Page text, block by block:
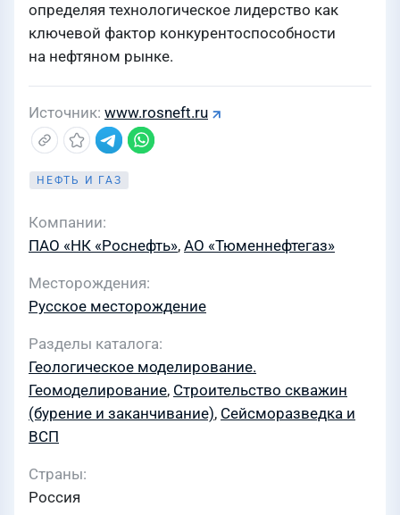
определяя технологическое лидерство как
ключевой фактор конкурентоспособности
на нефтяном рынке.
Источник www.rosneft.ru
НЕФТЬ И ГАЗ
Компании
ПАО «НК «Роснефть», АО «Тюменнефтегаз»
Месторождения
Русское месторождение
Разделы каталога
Геологическое моделирование.
Геомоделирование, Строительство скважин
(бурение и заканчивание), Сейсморазведка и
ВСП
Страны
Россия